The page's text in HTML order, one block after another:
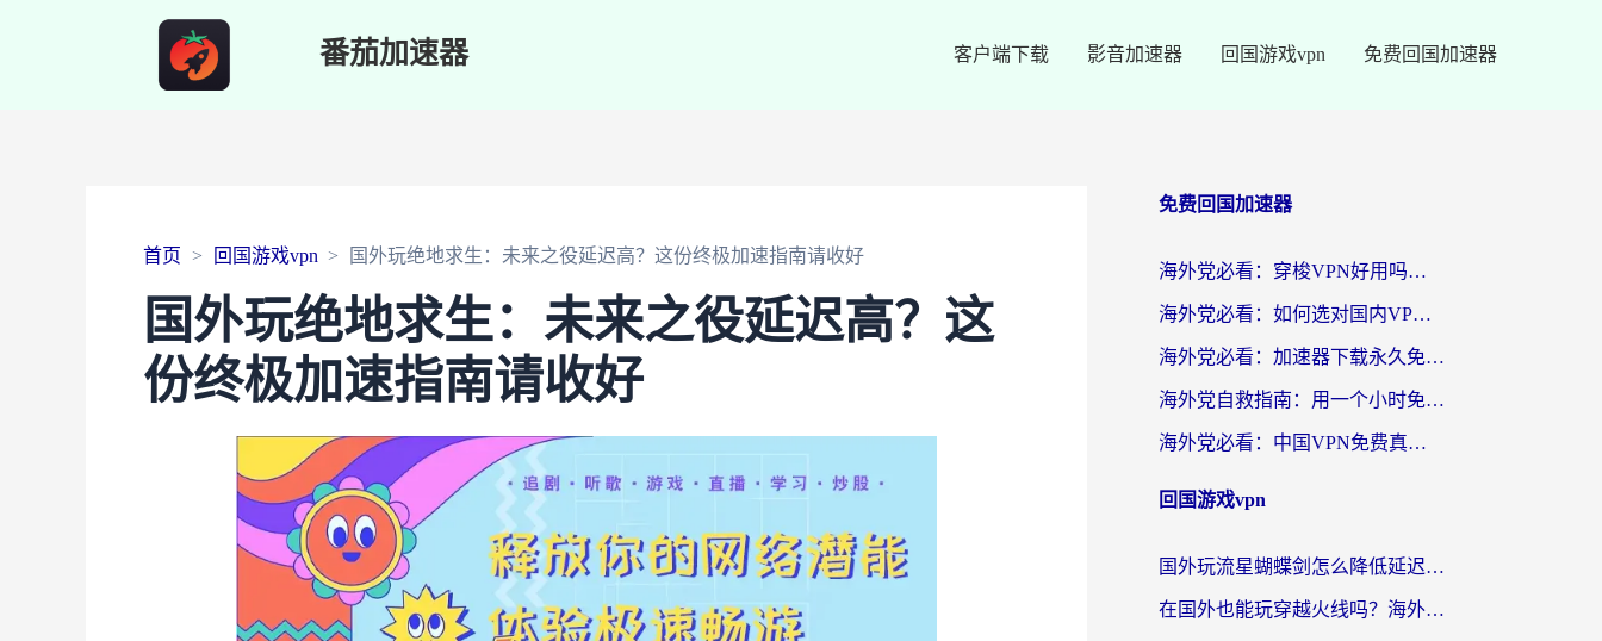
番茄加速器 客户端下载 影音加速器 回国游戏vpn 免费回国加速器
首页 回国游戏vpn 国外玩绝地求生：未来之役延迟高？这份终极加速指南请收好
国外玩绝地求生：未来之役延迟高？这
份终极加速指南请收好
免费回国加速器
海外党必看：穿梭VPN好用吗？和云帆VPN对比哪个回国效果更好？附真实测评+避坑指南
海外党必看：如何选对国内VPN，实现无缝访问国内资源？
海外党必看：加速器下载永久免费版真的存在吗？教你无缝访问国内资源的正确姿势
海外党自救指南：用一个小时免费加速器，轻松打破国内资源访问壁垒？
海外党必看：中国VPN免费真的靠谱吗？手把手教你选对回国加速器
回国游戏vpn
国外玩流星蝴蝶剑怎么降低延迟？海外党必看的加速秘籍（含欧洲鸣潮&彩虹岛优化攻略）
在国外也能玩穿越火线吗？海外玩家国服游戏畅玩终极指南